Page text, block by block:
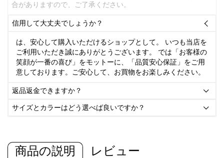
合がありますので、ご了承ください。
信用して大丈夫でしょうか？ 
は、安心して購入いただけるショップとして。 いつも当店を
ご利用いただき誠にありがとうございます。 では「お客様の
笑顔が一番の喜び」をモットーに、「品質安心保証」をご用
意しております。ご安心して、お買物をお楽しみください。
返品返金できますか？ 
サイズとカラーはどう選べば良いですか？ 
商品の説明 レビュー